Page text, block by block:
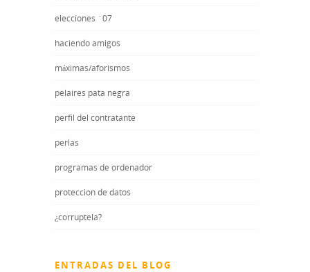
elecciones ´07
haciendo amigos
máximas/aforismos
pelaires pata negra
perfil del contratante
perlas
programas de ordenador
proteccion de datos
¿corruptela?
ENTRADAS DEL BLOG